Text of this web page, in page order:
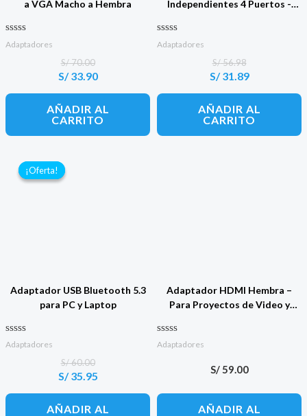
a VGA Macho a Hembra
Valorado con
Adaptadores
S/70.00
El
original
era:
S/ 70.00.
S/33.90
El
actual
es:
S/ 33.90.
AÑADIR AL
CARRITO
Independientes 4 Puertos -
Valorado con
Adaptadores
S/56.98
El
original
era:
S/ 56.98.
S/31.89
El
actual
es:
S/ 31.89.
AÑADIR AL
CARRITO
¡Oferta!
¡Oferta!
Adaptador USB Bluetooth 5.3
para PC y Laptop
Valorado con
Adaptadores
S/60.00
El
original
S/35.95
El
actual
AÑADIR AL
Adaptador HDMI Hembra –
Para Proyectos de Video y
Valorado con
Adaptadores
S/59.00
AÑADIR AL